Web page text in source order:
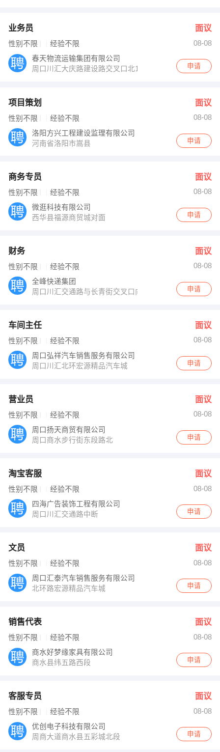
业务员 面议
性别不限 经验不限
08-08
春天物流运输集团有限公司
周口川汇大庆路建设路交叉口北100米路西
申请
项目策划 面议
性别不限 经验不限
08-08
洛阳方兴工程建设监理有限公司
河南省洛阳市嵩县
申请
商务专员 面议
性别不限 经验不限
08-08
微逛科技有限公司
西华县福源商贸城对面
申请
财务 面议
性别不限 经验不限
08-08
全峰快递集团
周口川汇交通路与长青街交叉口向南200米路东
申请
车间主任 面议
性别不限 经验不限
08-08
周口弘祥汽车销售服务有限公司
周口川汇北环宏源精品汽车城
申请
营业员 面议
性别不限 经验不限
08-08
周口扬天商贸有限公司
周口商水步行街东段路北
申请
淘宝客服 面议
性别不限 经验不限
08-08
四海广告装饰工程有限公司
周口川汇交通路中断
申请
文员 面议
性别不限 经验不限
08-08
周口汇泰汽车销售服务有限公司
北环路宏源精品汽车城
申请
销售代表 面议
性别不限 经验不限
08-08
商水好梦缘家具有限公司
商水县纬五路西段
申请
客服专员 面议
性别不限 经验不限
08-08
优创电子科技有限公司
周商大道商水县五彩城北段
申请